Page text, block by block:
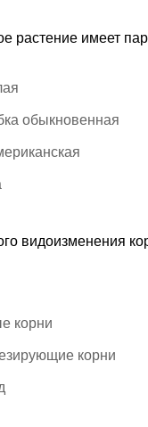
растение имеет
обыкновенная
видоизменения
корни
корни